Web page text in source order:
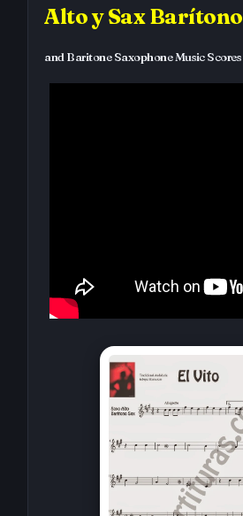
Alto y Sax Barítono
and Baritone Saxophone Music Scores